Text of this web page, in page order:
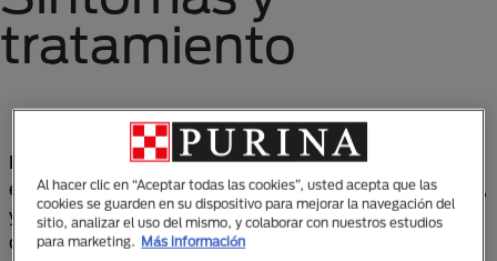
tratamiento
Desafortunadamente es una realidad que el cáncer
en los gatos puede afectar a nuestros amigos felinos,
y si bien es menos común que en los perros,
desafortunadamente en los gatos es más grave, ya
Al hacer clic en “Aceptar todas las cookies”, usted acepta que las
cookies se guarden en su dispositivo para mejorar la navegación del
sitio, analizar el uso del mismo, y colaborar con nuestros estudios
para marketing. Más información